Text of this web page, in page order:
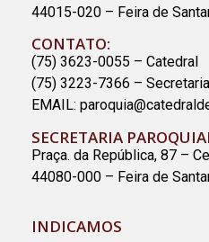
44015-020 – Feira de
CONTATO:
(75) 3623-0055 – Catedral
(75) 3223-7366 – Secretaria
EMAIL:
SECRETARIA
Praça. da República, 87 –
44080-000 – Feira de
INDICAMOS